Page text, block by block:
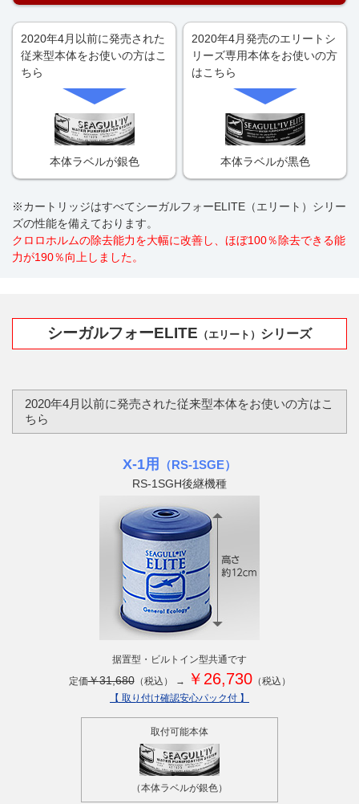
2020年4月以前に発売された
従来型本体をお使いの方はこ
ちら
本体ラベルが銀色
2020年4月発売のエリートシ
リーズ専用本体をお使いの方
はこちら
本体ラベルが黒色
※カートリッジはすべてシーガルフォーELITE（エリート）シリー
ズの性能を備えております。
クロロホルムの除去能力を大幅に改善し、ほぼ100％除去できる能
力が190％向上しました。
シーガルフォーELITE （エリート） シリーズ
2020年4月以前に発売された従来型本体をお使いの方はこ
ちら
X-1用 （RS-1SGE）
RS-1SGH後継機種
据置型・ビルトイン型共通です
定価￥31,680（税込） → ￥ 26,730（税込）
【 取り付け確認安心パック付 】
取付可能本体
（本体ラベルが銀色）